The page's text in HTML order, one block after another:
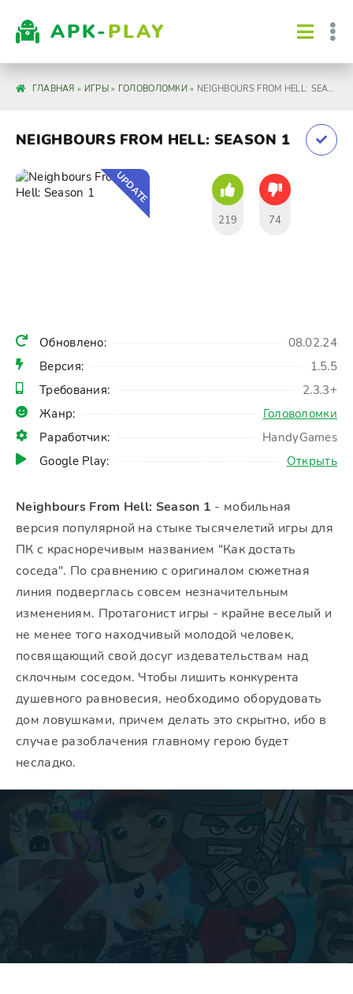
APK-PLAY
ГЛАВНАЯ » ИГРЫ» ГОЛОВОЛОМКИ » NEIGHBOURS FROM HELL: SEASON 1
NEIGHBOURS FROM HELL: SEASON 1
Обновлено:
08.02.24
Версия:
1.5.5
Требования:
2.3.3+
Жанр:
Головоломки
Раработчик:
HandyGames
Google Play:
Открыть
UPDATE
219 74
Neighbours From Hell: Season 1 - мобильная
версия популярной на стыке тысячелетий игры для
ПК с красноречивым названием "Как достать
соседа". По сравнению с оригиналом сюжетная
линия подверглась совсем незначительным
изменениям. Протагонист игры - крайне веселый и
не менее того находчивый молодой человек,
посвящающий свой досуг издевательствам над
склочным соседом. Чтобы лишить конкурента
душевного равновесия, необходимо оборудовать
дом ловушками, причем делать это скрытно, ибо в
случае разоблачения главному герою будет
несладко.